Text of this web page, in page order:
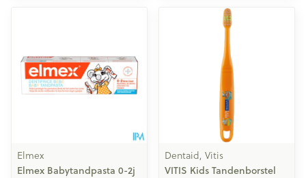
Elmex
Elmex Babytandpasta 0-2j
Dentaid, Vitis
VITIS Kids Tandenborstel